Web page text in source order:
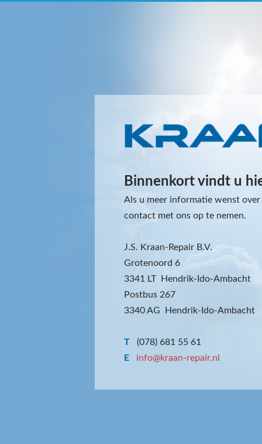
Binnenkort vindt u
Als u meer informatie wenst
contact met ons op te nemen.
J.S. Kraan-Repair B.V.
Grotenoord 6
3341 LT Hendrik-Ido-Ambacht
Postbus 267
3340 AG Hendrik-Ido-Ambacht
T
(078) 681 55 61
E
info@kraan-repair.nl